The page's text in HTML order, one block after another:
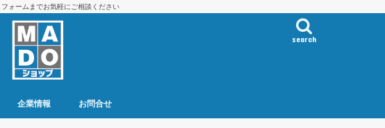
ォームまでお気軽にご相談ください
search
企業情報 お問合せ